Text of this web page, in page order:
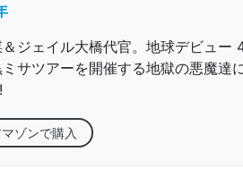
ジェイル大橋代官。地球デビュー
サツアーを開催する地獄の悪魔達
ゾンで購入